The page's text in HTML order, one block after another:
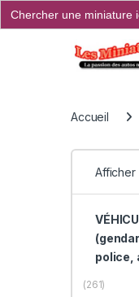
Search
for:
Accueil
Afficher
police,
(261)